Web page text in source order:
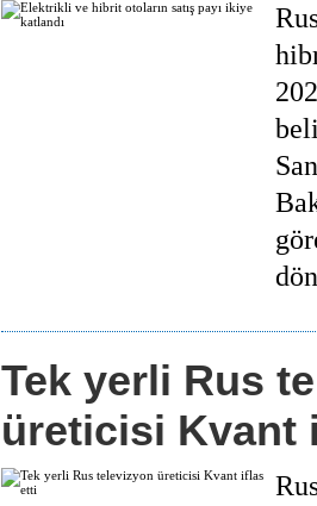
Tek yerli Rus
üreticisi Kvant